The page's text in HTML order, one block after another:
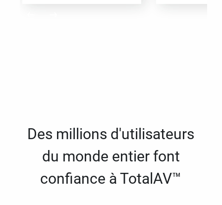
Des millions d'utilisateurs
du monde entier font
confiance à TotalAV™